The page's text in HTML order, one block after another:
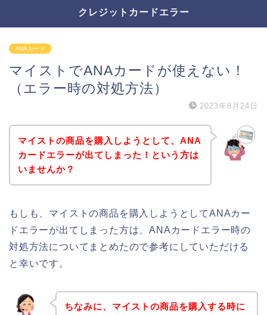
クレジットカードエラー
ANAカード
マイストでANAカードが使えない！
（エラー時の対処方法）
2023年8月24日
マイストの商品を購入しようとして、ANA
カードエラーが出てしまった！という方は
いませんか？
もしも、マイストの商品を購入しようとしてANAカー
ドエラーが出てしまった方は、ANAカードエラー時の
対処方法についてまとめたので参考にしていただける
と幸いです。
ちなみに、マイストの商品を購入する時に